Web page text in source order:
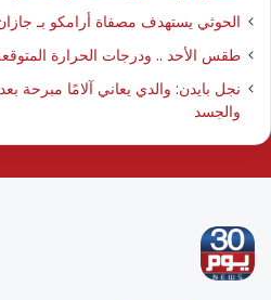
الحوثي يستهدف مصفاة أرامكو بـ
طقس الأحد .. ودرجات الحرارة
نجل بايدن: والدي يعاني آلامًا مبرحة
والجسد